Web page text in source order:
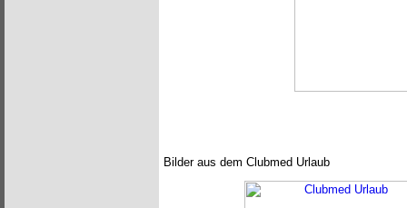
Bilder aus dem Clubmed Urlaub